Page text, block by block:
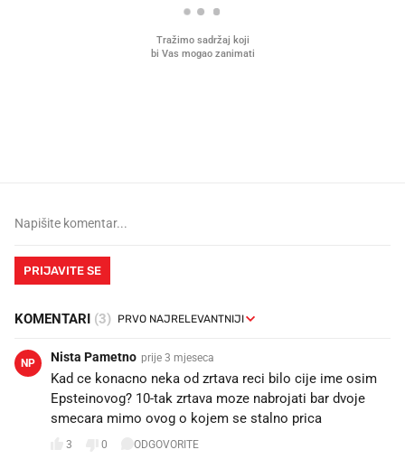
PRIJAVITE SE
KOMENTARI (3)
NP Nista Pametno prije 3 mjeseca
Kad ce konacno neka od zrtava reci bilo cije ime osim
Epsteinovog? 10-tak zrtava moze nabrojati bar dvoje
smecara mimo ovog o kojem se stalno prica
3 0 ODGOVORITE